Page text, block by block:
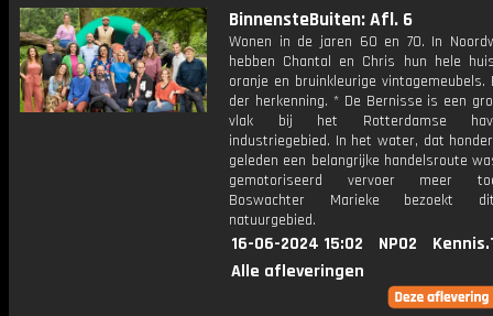
BinnensteBuiten: Afl. 6
Wonen in de jaren 60 en 70. In
hebben Chantal en Chris hun hele
oranje en bruinkleurige vintagemeubels.
der herkenning. * De Bernisse is een
vlak bij het Rotterdamse
industriegebied. In het water, dat
geleden een belangrijke handelsroute
gemotoriseerd vervoer meer
Boswachter Marieke bezoekt
natuurgebied.
16-06-2024 15:02 NPO2
Alle afleveringen